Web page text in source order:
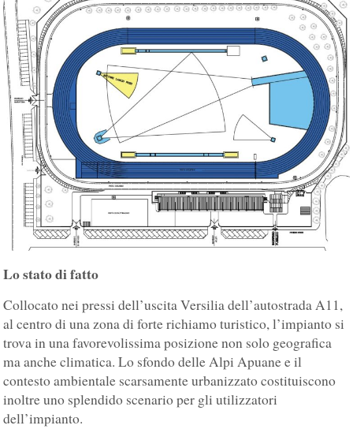
Lo stato di fatto
Collocato nei pressi dell’uscita Versilia dell’autostrada A11,
al centro di una zona di forte richiamo turistico, l’impianto si
trova in una favorevolissima posizione non solo geografica
ma anche climatica. Lo sfondo delle Alpi Apuane e il
contesto ambientale scarsamente urbanizzato costituiscono
inoltre uno splendido scenario per gli utilizzatori
dell’impianto.